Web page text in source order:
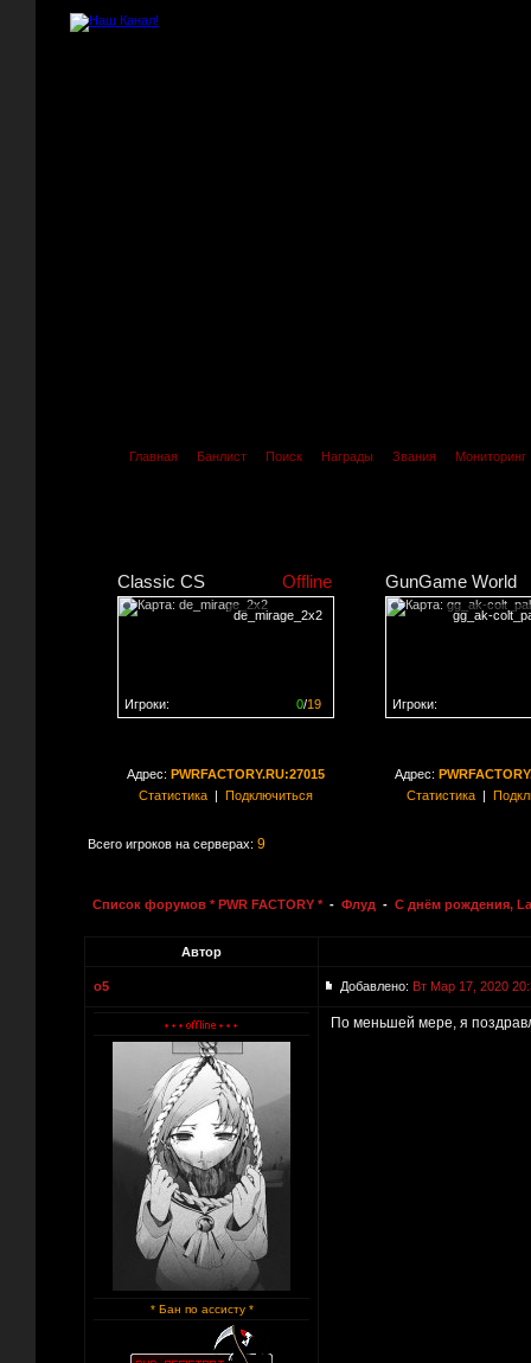
Главная Банлист Поиск Награды Звания Мониторинг
Classic CS Offline
de_mirage_2x2
0/19
Игроки:
GunGame World
gg_ak-
Игроки:
Адрес: PWRFACTORY.RU:27015
Статистика| Подключиться
Адрес:
Статистика|
Всего игроков на серверах: 9
Список форумов * PWR FACTORY * - Флуд - C днём рождения,
Автор
o5 Добавлено: Вт Мар 17, 2020
* Бан по ассисту *
По меньшей мере, я